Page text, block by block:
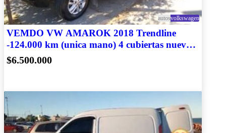
autosvolkswagen
VEMDO VW AMAROK 2018 Trendline
-124.000 km (unica mano) 4 cubiertas nuevas
y accesorios
$6.500.000